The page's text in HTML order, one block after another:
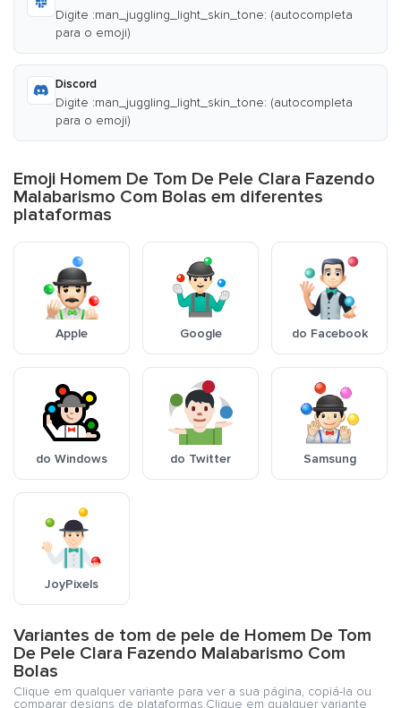
Digite :man_juggling_light_skin_tone: (autocompleta
para o emoji)
Discord
Digite :man_juggling_light_skin_tone: (autocompleta
para o emoji)
Emoji Homem De Tom De Pele Clara Fazendo
Malabarismo Com Bolas em diferentes
plataformas
Apple Google do Facebook
do Windows do Twitter Samsung
JoyPixels
Variantes de tom de pele de Homem De Tom
De Pele Clara Fazendo Malabarismo Com
Bolas
Clique em qualquer variante para ver a sua página, copiá-la ou
comparar designs de plataformas.Clique em qualquer variante